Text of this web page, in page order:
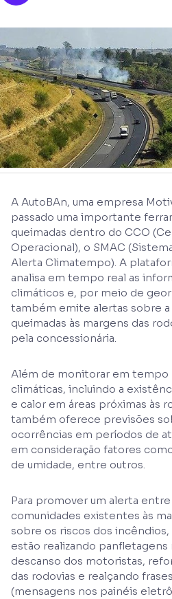
A AutoBAn, uma empresa
passado uma importante
queimadas dentro do CCO
Operacional), o SMAC
Alerta Climatempo). A
analisa em tempo real as
climáticos e, por meio de
também emite alertas sobre
queimadas às margens das
pela concessionária.
Além de monitorar em tempo
climáticas, incluindo a
e calor em áreas próximas às
também oferece previsões
ocorrências em períodos de
em consideração fatores
de umidade, entre outros.
Para promover um alerta
comunidades existentes às
sobre os riscos dos
estão realizando
descanso dos motoristas,
das rodovias e realçando
(mensagens nos painéis